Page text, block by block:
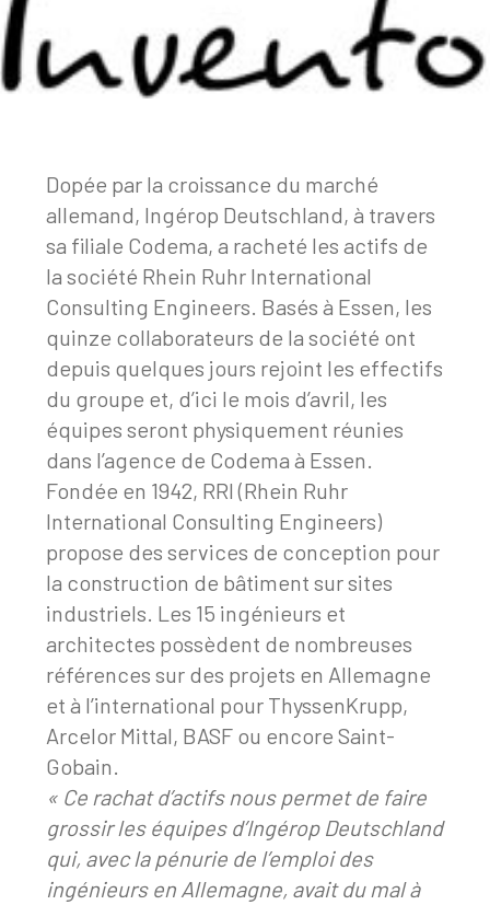
Dopée par la croissance du marché
allemand, Ingérop Deutschland, à travers
sa filiale Codema, a racheté les actifs de
la société Rhein Ruhr International
Consulting Engineers. Basés à Essen, les
quinze collaborateurs de la société ont
depuis quelques jours rejoint les effectifs
du groupe et, d’ici le mois d’avril, les
équipes seront physiquement réunies
dans l’agence de Codema à Essen.
Fondée en 1942, RRI (Rhein Ruhr
International Consulting Engineers)
propose des services de conception pour
la construction de bâtiment sur sites
industriels. Les 15 ingénieurs et
architectes possèdent de nombreuses
références sur des projets en Allemagne
et à l’international pour ThyssenKrupp,
Arcelor Mittal, BASF ou encore Saint-
Gobain.
« Ce rachat d’actifs nous permet de faire
grossir les équipes d’Ingérop Deutschland
qui, avec la pénurie de l’emploi des
ingénieurs en Allemagne, avait du mal à